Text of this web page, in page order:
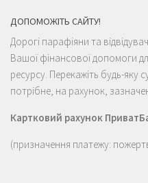
ДОПОМОЖІТЬ САЙТУ!
Дорогі парафіяни та
Вашої фінансової допомоги
ресурсу. Перекажіть будь-яку
потрібне, на рахунок,
Картковий рахунок
(призначення платежу: